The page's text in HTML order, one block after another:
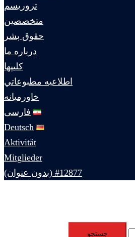
تروريسم
متخصصين
حقوق بشر
درباره ما
كليپها
اطلاعيه مطبوعاتي
خاورميانه
فارسی
Deutsch
Aktivität
Mitglieder
#12877 (بدون عنوان)